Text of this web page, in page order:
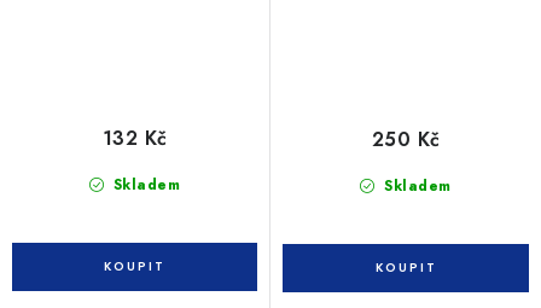
Skladem
132 Kč
Skladem
250 Kč